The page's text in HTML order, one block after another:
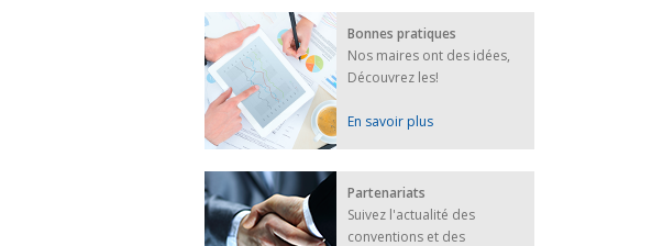
FEUILLETER
Bonnes pratiques
Nos maires ont des idées,
Découvrez les!
En savoir plus
Partenariats
Suivez l'actualité des
conventions et des